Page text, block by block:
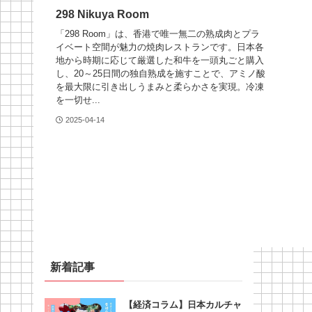
298 Nikuya Room
「298 Room」は、香港で唯一無二の熟成肉とプラ
イベート空間が魅力の焼肉レストランです。日本各
地から時期に応じて厳選した和牛を一頭丸ごと購入
し、20～25日間の独自熟成を施すことで、アミノ酸
を最大限に引き出しうまみと柔らかさを実現。冷凍
を一切せ...
2025-04-14
新着記事
【経済コラム】日本カルチャ